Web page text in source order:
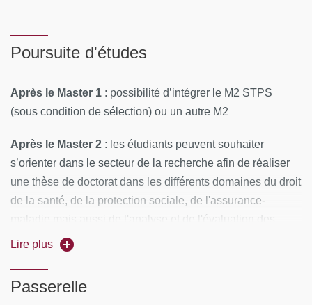
Poursuite d'études
Après le Master 1 : possibilité d’intégrer le M2 STPS
(sous condition de sélection) ou un autre M2
Après le Master 2 : les étudiants peuvent souhaiter
s’orienter dans le secteur de la recherche afin de réaliser
une thèse de doctorat dans les différents domaines du droit
de la santé, de la protection sociale, de l'assurance-
maladie mais aussi de l'analyse et de l'évaluation des
politiques de santé.
La recherche peut être menée aussi bien en droit public
qu’en droit privé.
Lire plus
Passerelle